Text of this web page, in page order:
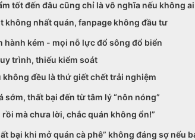
tốt đến đâu cũng chỉ là vô nghĩa nếu không
không nhất quán, fanpage không đầu tư
hành kém - mọi nỗ lực đổ sông đổ biển
trình, thiếu kiểm soát
không đều là thứ giết chết trải nghiệm
sớm, thất bại đến từ tâm lý “nôn nóng”
rồi mà chưa lời, chắc quán không ổn!”
bại khi mở quán cà phê” không đáng sợ nếu